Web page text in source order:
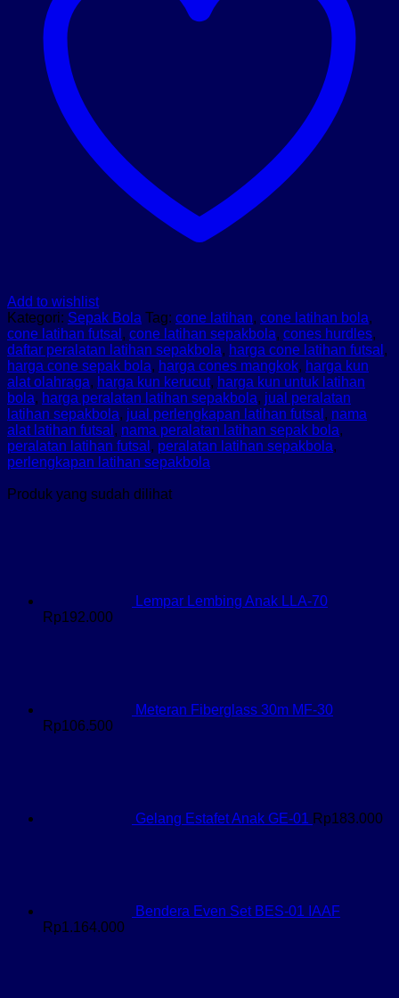
Add to wishlist
Kategori: Sepak Bola Tag: cone latihan, cone latihan bola,
cone latihan futsal , cone latihan sepakbola, cones hurdles,
daftar peralatan latihan sepakbola, harga cone latihan futsal ,
harga cone sepak bola, harga cones mangkok, harga kun
alat olahraga, harga kun kerucut, harga kun untuk latihan
bola, harga peralatan latihan sepakbola, jual peralatan
latihan sepakbola, jual perlengkapan latihan futsal , nama
alat latihan futsal , nama peralatan latihan sepak bola,
peralatan latihan futsal , peralatan latihan sepakbola,
perlengkapan latihan sepakbola
Produk yang sudah dilihat
Lempar Lembing Anak LLA-70
Rp192.000
Meteran Fiberglass 30m MF-30
Rp106.500
Gelang Estafet Anak GE-01 Rp183.000
Bendera Even Set BES-01 IAAF
Rp1.164.000